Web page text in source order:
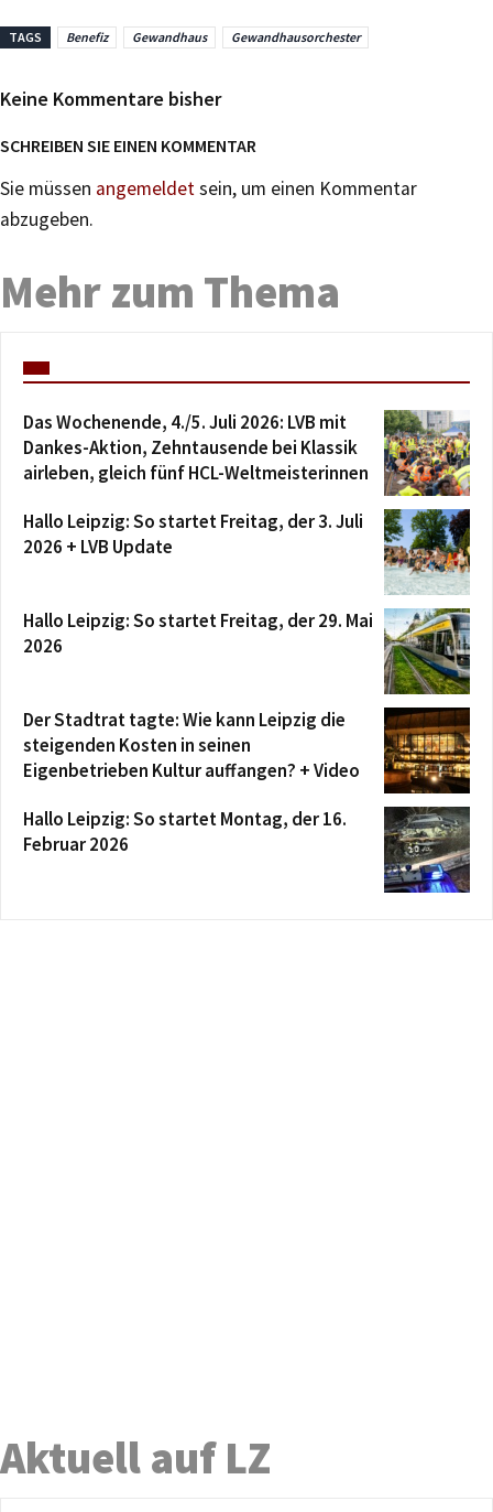
TAGS Benefiz Gewandhaus Gewandhausorchester
Keine Kommentare bisher
SCHREIBEN SIE EINEN KOMMENTAR
Sie müssen angemeldetsein, um einen Kommentar
abzugeben.
Mehr zum Thema
Das Wochenende, 4./5. Juli 2026: LVB mit
Dankes-Aktion, Zehntausende bei Klassik
airleben, gleich fünf HCL-Weltmeisterinnen
Hallo Leipzig: So startet Freitag, der 3. Juli
2026 + LVB Update
Hallo Leipzig: So startet Freitag, der 29. Mai
2026
Der Stadtrat tagte: Wie kann Leipzig die
steigenden Kosten in seinen
Eigenbetrieben Kultur auffangen? + Video
Hallo Leipzig: So startet Montag, der 16.
Februar 2026
Aktuell auf LZ